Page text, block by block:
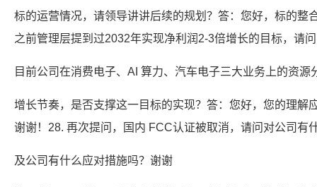
标的运营情况，请领导讲讲后续的规划？答：您好，标的整
之前管理层提到过2032年实现净利润2-3倍增长的目标，请问
目前公司在消费电子、AI 算力、汽车电子三大业务上的资源
增长节奏，是否支撑这一目标的实现？答：您好，您的理解
谢谢！28. 再次提问，国内 FCC认证被取消，请问对公司有
及公司有什么应对措施吗？谢谢